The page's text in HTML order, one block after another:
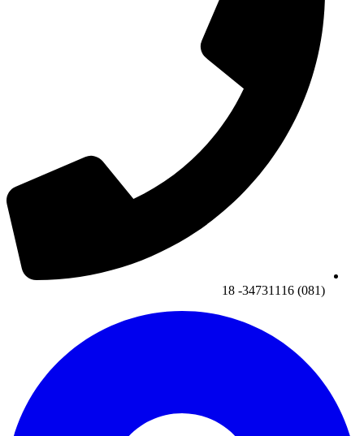
(081) 34731116- 18